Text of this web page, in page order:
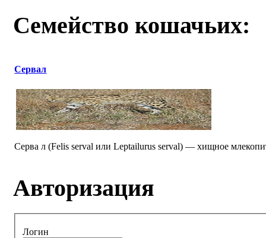
Семейство кошачьих:
Сервал
Серва л (Felis serval или Leptailurus serval) — хищное
Авторизация
Логин